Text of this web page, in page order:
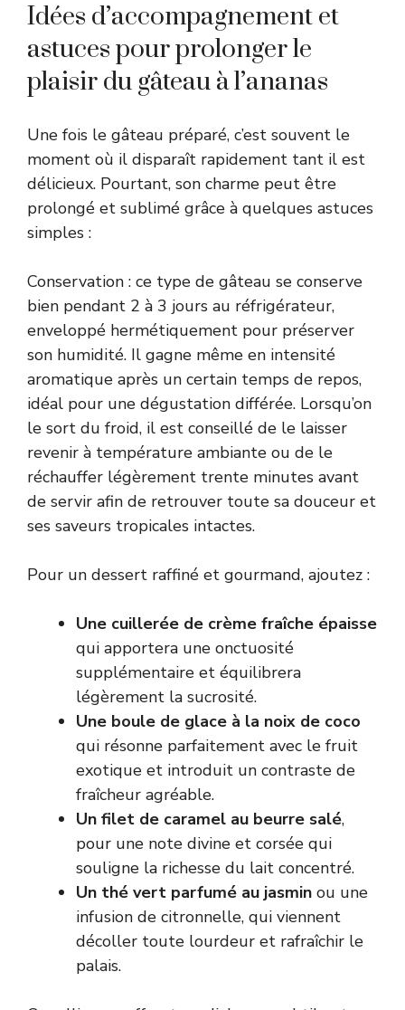
Idées d’accompagnement et
astuces pour prolonger le
plaisir du gâteau à l’ananas
Une fois le gâteau préparé, c’est souvent le
moment où il disparaît rapidement tant il est
délicieux. Pourtant, son charme peut être
prolongé et sublimé grâce à quelques astuces
simples :
Conservation : ce type de gâteau se conserve
bien pendant 2 à 3 jours au réfrigérateur,
enveloppé hermétiquement pour préserver
son humidité. Il gagne même en intensité
aromatique après un certain temps de repos,
idéal pour une dégustation différée. Lorsqu’on
le sort du froid, il est conseillé de le laisser
revenir à température ambiante ou de le
réchauffer légèrement trente minutes avant
de servir afin de retrouver toute sa douceur et
ses saveurs tropicales intactes.
Pour un dessert raffiné et gourmand, ajoutez :
Une cuillerée de crème fraîche épaisse
qui apportera une onctuosité
supplémentaire et équilibrera
légèrement la sucrosité.
Une boule de glace à la noix de coco
qui résonne parfaitement avec le fruit
exotique et introduit un contraste de
fraîcheur agréable.
Un filet de caramel au beurre salé,
pour une note divine et corsée qui
souligne la richesse du lait concentré.
Un thé vert parfumé au jasmin ou une
infusion de citronnelle, qui viennent
décoller toute lourdeur et rafraîchir le
palais.